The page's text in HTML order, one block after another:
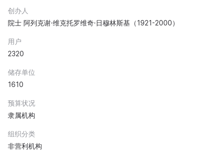
创办人
院士 阿列克谢·维克托罗维奇·日穆林斯基（1921-2000）
用户
2320
储存单位
1610
预算状况
隶属机构
组织分类
非营利机构